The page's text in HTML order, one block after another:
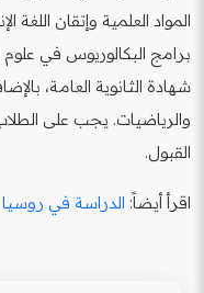
المواد العلمية وإتقان
برامج البكالوريوس في
شهادة الثانوية العامة،
والرياضيات. يجب على
القبول.
اقرأ أيضاً: الدراسة في روسيا